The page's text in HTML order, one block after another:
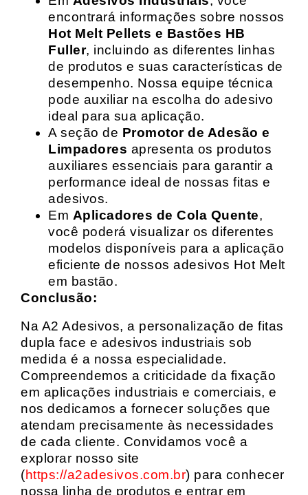
encontrará informações sobre nossos
Hot Melt Pellets e Bastões HB
Fuller, incluindo as diferentes linhas
de produtos e suas características de
desempenho. Nossa equipe técnica
pode auxiliar na escolha do adesivo
ideal para sua aplicação.
A seção de Promotor de Adesão e
Limpadores apresenta os produtos
auxiliares essenciais para garantir a
performance ideal de nossas fitas e
adesivos.
Em Aplicadores de Cola Quente,
você poderá visualizar os diferentes
modelos disponíveis para a aplicação
eficiente de nossos adesivos Hot Melt
em bastão.
Conclusão:
Na A2 Adesivos, a personalização de fitas
dupla face e adesivos industriais sob
medida é a nossa especialidade.
Compreendemos a criticidade da fixação
em aplicações industriais e comerciais, e
nos dedicamos a fornecer soluções que
atendam precisamente às necessidades
de cada cliente. Convidamos você a
explorar nosso site
(https://a2adesivos.com.br) para conhecer
nossa linha de produtos e entrar em